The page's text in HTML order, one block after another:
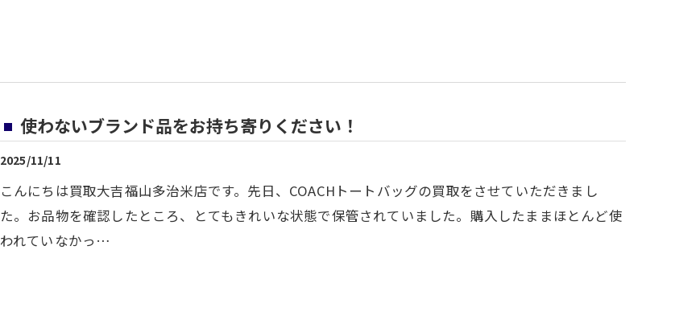
使わないブランド品をお持ち寄りください！
2025/11/11
こんにちは買取大吉福山多治米店です。先日、COACHトートバッグの買取をさせていただきまし
た。お品物を確認したところ、とてもきれいな状態で保管されていました。購入したままほとんど使
われていなかっ…